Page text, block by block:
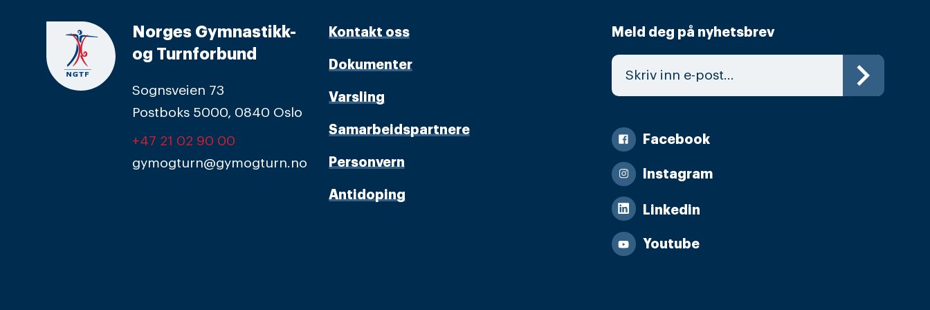
Norges Gymnastikk-
og Turnforbund
Sognsveien 73
Postboks 5000, 0840 Oslo
+47 21 02 90 00
gymogturn@gymogturn.no
Kontakt oss
Dokumenter
Varsling
Samarbeidspartnere
Personvern
Antidoping
Meld deg på nyhetsbrev
Facebook
Instagram
Linkedin
Youtube